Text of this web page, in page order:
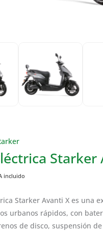
elegir
la
página
Starker
incluido
Starker Avanti X es una
urbanos rápidos, con
de disco, suspensión